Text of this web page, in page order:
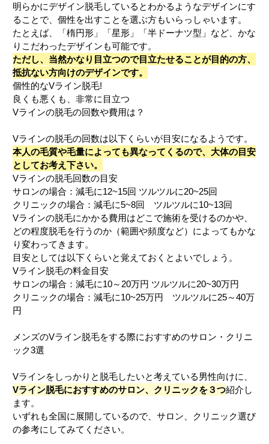
明らかにデザイン脱毛しているとわかるようなデザインにす
ることで、個性を出すことを選ぶ方もいらっしゃいます。
たとえば、「楕円形」「星形」「半ドーナツ型」など、かな
りこだわったデザインも可能です。
ただし、当然かなり目立つので目立たせることが目的の方、
抵抗ない方向けのデザインです。
個性的なVライン脱毛!
良くも悪くも、非常に目立つ
Vラインの脱毛の回数や費用は？
Vラインの脱毛の回数は以下くらいが目安になるようです。
本人の毛質や毛量によっても異なってくるので、大体の目安
としてお考え下さい。
Vラインの脱毛回数の目安
サロンの場合：減毛に12~15回 ツルツルに20~25回
クリニックの場合：減毛に5~8回 ツルツルに10~13回
Vラインの脱毛にかかる費用はどこで施術を受けるのかや、
どの程度脱毛を行うのか（範囲や頻度など）によってもかな
り変わってきます。
目安としては以下くらいと覚えておくとよいでしょう。
Vライン脱毛の料金目安
サロンの場合：減毛に10～20万円 ツルツルに20~30万円
クリニックの場合：減毛に10~25万円 ツルツルに25～40万
円
メンズのVライン脱毛をする際におすすめのサロン・クリニ
ック3選
Vラインをしっかりと脱毛したいと考えている男性向けに、
Vライン脱毛におすすめのサロン、クリニックを３つ紹介し
ます。
いずれも全国に展開しているので、サロン、クリニック選び
の参考にしてみてください。